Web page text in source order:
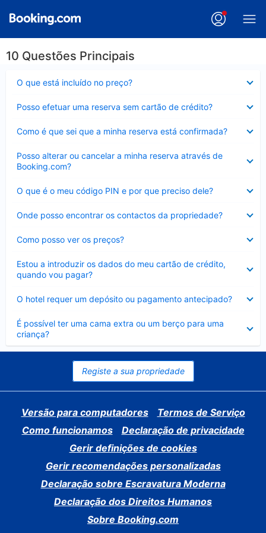
10 Questões Principais
O que está incluído no preço?
fechado
Posso efetuar uma reserva sem cartão de crédito?
fechado
Como é que sei que a minha reserva está confirmada?
fechado
Posso alterar ou cancelar a minha reserva através de
Booking.com?
fechado
O que é o meu código PIN e por que preciso dele?
fechado
Onde posso encontrar os contactos da propriedade?
fechado
Como posso ver os preços?
fechado
Estou a introduzir os dados do meu cartão de crédito,
quando vou pagar?
fechado
O hotel requer um depósito ou pagamento antecipado?
fechado
É possível ter uma cama extra ou um berço para uma
criança?
Elemento
fechado
Registe a sua propriedade
Versão para computadores
Termos de Serviço
Como funcionamos
Declaração de privacidade
Gerir definições de cookies
Gerir recomendações personalizadas
Declaração sobre Escravatura Moderna
Declaração dos Direitos Humanos
Sobre Booking.com